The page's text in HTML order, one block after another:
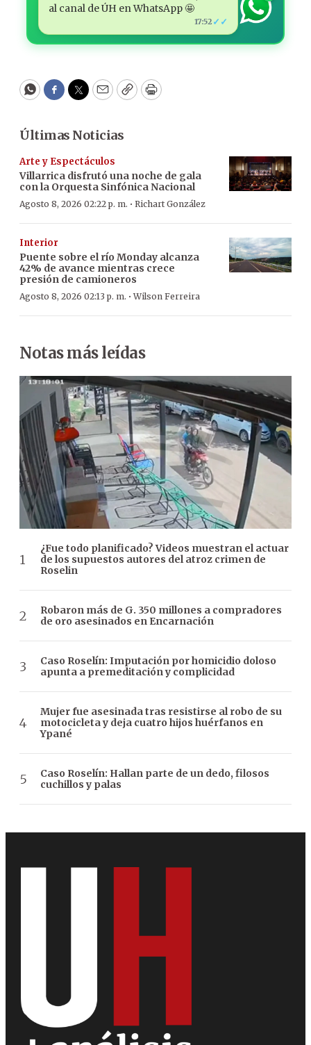
al canal de ÚH en WhatsApp 🤩
17:52 ✓✓
WhatsApp
Facebook
Twitter
EmailCopyPrint
Últimas Noticias
Arte y Espectáculos
Villarrica disfrutó una noche de gala
con la Orquesta Sinfónica Nacional
Agosto 8, 2026 02:22 p. m. · Richart González
Interior
Puente sobre el río Monday alcanza
42% de avance mientras crece
presión de camioneros
Agosto 8, 2026 02:13 p. m. ·Wilson Ferreira
Notas más leídas
¿Fue todo planificado? Videos muestran el actuar
de los supuestos autores del atroz crimen de
Roselin
Robaron más de G. 350 millones a compradores
de oro asesinados en Encarnación
Caso Roselín: Imputación por homicidio doloso
apunta a premeditación y complicidad
Mujer fue asesinada tras resistirse al robo de su
motocicleta y deja cuatro hijos huérfanos en
Ypané
Caso Roselín: Hallan parte de un dedo, filosos
cuchillos y palas